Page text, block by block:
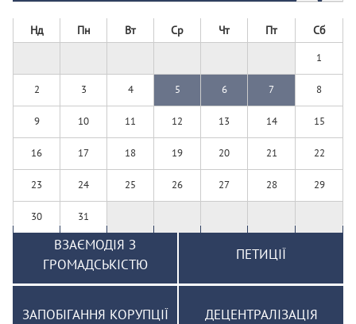
Нд Пн Вт Ср Чт Пт Сб
1
2 3 4 5 6 7 8
9 10 11 12 13 14 15
16 17 18 19 20 21 22
23 24 25 26 27 28 29
30 31
ВЗАЄМОДІЯ З
ГРОМАДСЬКІСТЮ
ПЕТИЦІЇ
ЗАПОБІГАННЯ КОРУПЦІЇ ДЕЦЕНТРАЛІЗАЦІЯ